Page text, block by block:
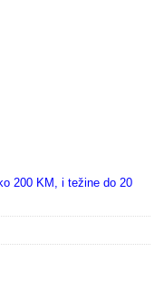
200 KM, i težine do 20